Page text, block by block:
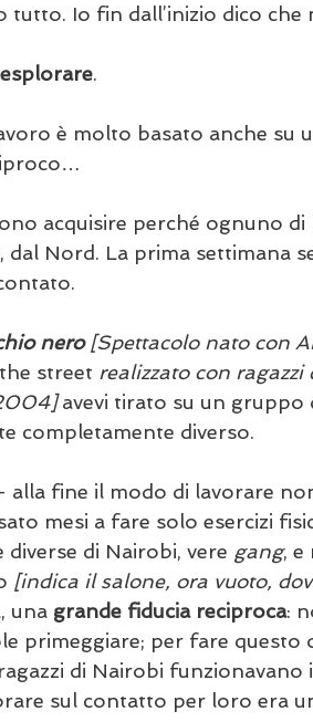
tutto. Io fin dall’inizio dico
.
è molto basato anche su
reciproco…
acquisire perché ognuno di
dal Nord. La prima settimana
nero [Spettacolo nato con
street realizzato con
avevi tirato su un gruppo
completamente diverso.
alla fine il modo di lavorare
mesi a fare solo esercizi
di Nairobi, vere gang, e
[indica il salone, ora vuoto,
una grande fiducia reciproca:
primeggiare; per fare questo
di Nairobi
sul contatto per loro era